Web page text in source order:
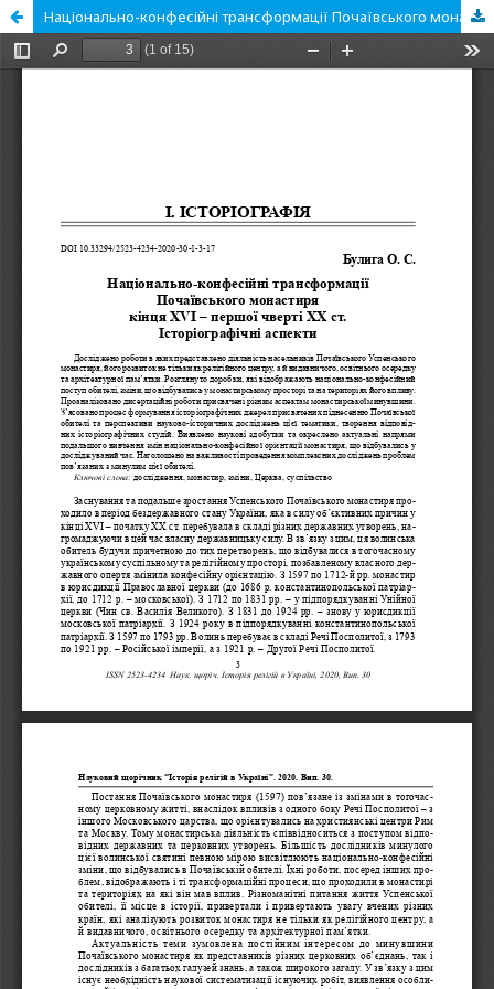
Національно-конфесійні трансформації Почаївського монастиря кінця ХVI – першої чверті ХХ ст. Історіографічні аспекти